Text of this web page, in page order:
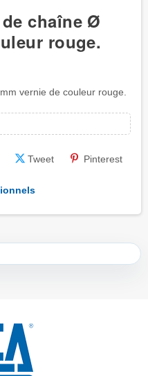
de chaîne Ø
rouge.
vernie de couleur rouge.
Tweet Pinterest